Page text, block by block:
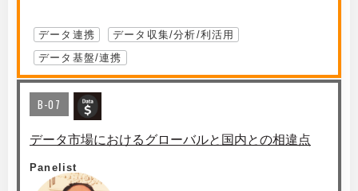
データ連携
データ収集/分析/利活用
データ基盤/連携
B-07
データ市場におけるグローバルと国内との相違点
Panelist